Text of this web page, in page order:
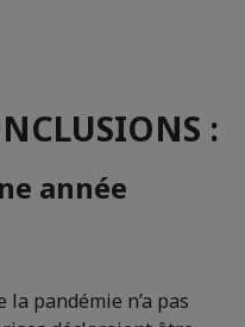
:
année
la pandémie n’a pas